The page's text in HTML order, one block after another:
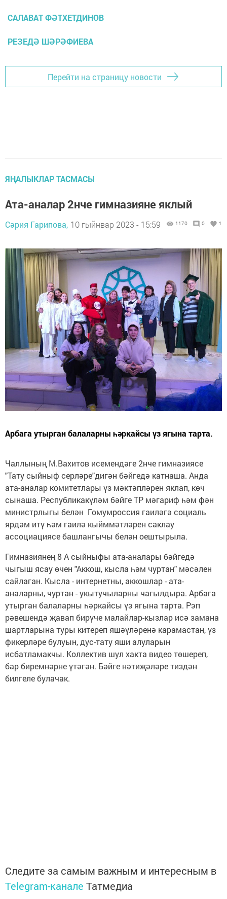
САЛАВАТ ФӘТХЕТДИНОВ
РЕЗЕДӘ ШӘРӘФИЕВА
Перейти на страницу новости
ЯҢАЛЫКЛАР ТАСМАСЫ
Ата-аналар 2нче гимназияне яклый
Сәрия Гарипова, 10 гыйнвар 2023 - 15:59 1170 0 1
Арбага утырган балаларны һәркайсы үз ягына тарта.
Чаллының М.Вахитов исемендәге 2нче гимназиясе
"Тату сыйныф серләре"дигән бәйгедә катнаша. Анда
ата-аналар комитетлары үз мәктәпләрен яклап, көч
сынаша. Республикакүләм бәйге ТР мәгариф һәм фән
министрлыгы белән Гомумроссия гаиләгә социаль
ярдәм итү һәм гаилә кыйммәтләрен саклау
ассоциациясе башлангычы белән оештырыла.
Гимназиянең 8 А сыйныфы ата-аналары бәйгедә
чыгыш ясау өчен "Аккош, кысла һәм чуртан" мәсәлен
сайлаган. Кысла - интернетны, аккошлар - ата-
аналарны, чуртан - укытучыларны чагылдыра. Арбага
утырган балаларны һәркайсы үз ягына тарта. Рэп
рәвешендә җавап бирүче малайлар-кызлар исә замана
шартларына туры китереп яшәүләренә карамастан, үз
фикерләре булуын, дус-тату яши алуларын
исбатламакчы. Коллектив шул хакта видео төшереп,
бар биремнәрне үтәгән. Бәйге нәтиҗәләре тиздән
билгеле булачак.
Следите за самым важным и интересным в
Telegram-канале Татмедиа